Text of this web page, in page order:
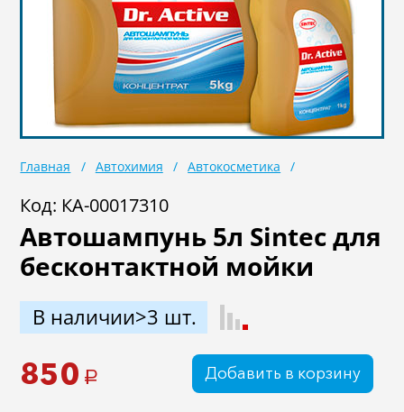
Иномарки
Крепеж колесный
Мототехника
Садовая техника
Инструмент
Лодки и моторы
Активный отдых
Электроинструмент
Главная Автохимия Автокосметика
Код: КА-00017310
Автошампунь 5л Sintec для
бесконтактной мойки
В наличии>3 шт.
850 a Добавить в корзину